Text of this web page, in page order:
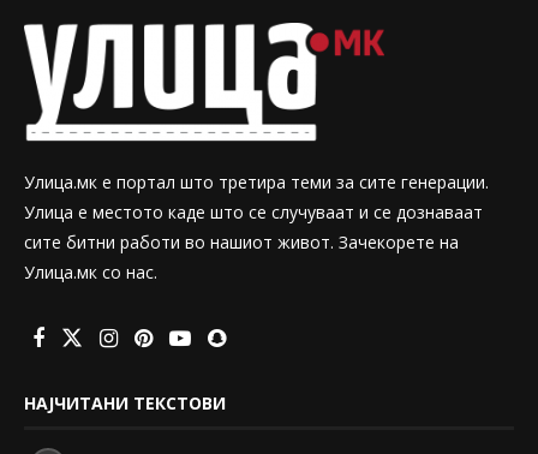
Улица.мк е портал што третира теми за сите генерации.
Улица е местото каде што се случуваат и се дознаваат
сите битни работи во нашиот живот. Зачекорете на
Улица.мк со нас.
НАЈЧИТАНИ ТЕКСТОВИ